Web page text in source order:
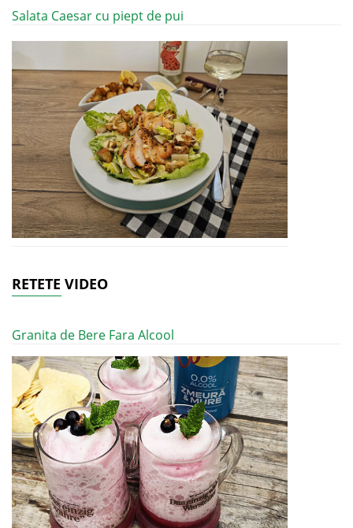
Salata Caesar cu piept de pui
RETETE VIDEO
Granita de Bere Fara Alcool